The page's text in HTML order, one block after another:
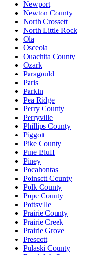
Newport
Newton County
North Crossett
North Little Rock
Ola
Osceola
Ouachita County
Ozark
Paragould
Paris
Parkin
Pea Ridge
Perry County
Perryville
Phillips County
Piggott
Pike County
Pine Bluff
Piney
Pocahontas
Poinsett County
Polk County
Pope County
Pottsville
Prairie County
Prairie Creek
Prairie Grove
Prescott
Pulaski County